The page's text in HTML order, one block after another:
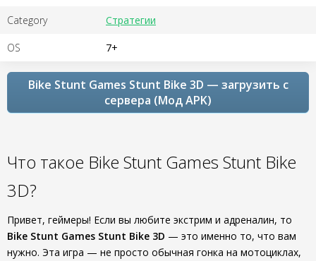
Category Стратегии
OS 7+
Bike Stunt Games Stunt Bike 3D — загрузить с
сервера (Мод APK)
Что такое Bike Stunt Games Stunt Bike
3D?
Привет, геймеры! Если вы любите экстрим и адреналин, то
Bike Stunt Games Stunt Bike 3D — это именно то, что вам
нужно. Эта игра — не просто обычная гонка на мотоциклах,